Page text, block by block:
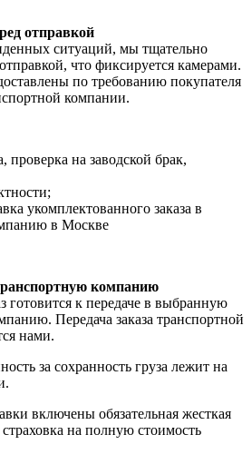
отправкой
ситуаций, мы тщательно
что фиксируется камерами.
по требованию покупателя
компании.
проверка на заводской брак,
укомплектованного заказа в
в Москве
компанию
готовится к передаче в выбранную
Передача заказа транспортной
нами.
за сохранность груза лежит на
включены обязательная жесткая
на полную стоимость